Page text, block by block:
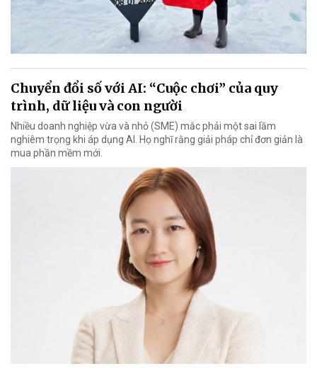
Chuyển đổi số với AI: “Cuộc chơi” của quy
trình, dữ liệu và con người
Nhiều doanh nghiệp vừa và nhỏ (SME) mắc phải một sai lầm
nghiêm trọng khi áp dụng AI. Họ nghĩ rằng giải pháp chỉ đơn giản là
mua phần mềm mới.